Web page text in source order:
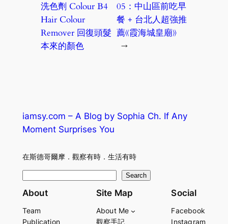
洗色劑 Colour B4
Hair Colour
Remover 回復頭髮
本來的顏色
05：中山區前吃早
餐 + 台北人超強推
薦《霞海城皇廟》
→
iamsy.com – A Blog by Sophia Ch. If Any
Moment Surprises You
在斯德哥爾摩．觀察有時．生活有時
e
r
Search
About
Team
Publication
Site Map
About Me
觀察手記
Social
Facebook
Instagram